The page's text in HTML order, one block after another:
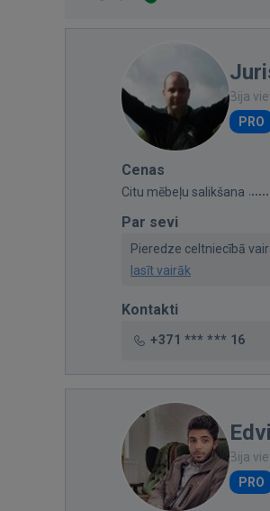
Bija
PRO
Cenas
Citu mēbeļu salikšana
Par sevi
Pieredze celtniecībā
lasīt vairāk
Kontakti
+371 *** *** 16
Bija
PRO